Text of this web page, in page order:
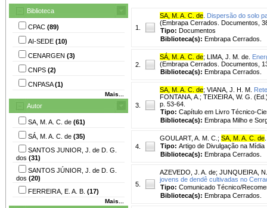
Biblioteca
CPAC (89)
AI-SEDE (10)
CENARGEN (3)
CNPS (2)
CNPASA(1)
Mais...
Autor
SA, M. A. C. de (61)
SÁ, M. A. C. de (35)
SANTOS JUNIOR, J. de D. G.
dos (31)
SANTOS JÚNIOR, J. de D. G.
dos (20)
FERREIRA, E. A. B. (17)
Mais...
1.
SA, M. A. C. de Dispersão do solo
(Embrapa Cerrados. Documentos,
Tipo: Documentos
Biblioteca(s): Embrapa Cerrados.
2.
SÁ, M. A. C. de; LIMA, J. M. de.
(Embrapa Cerrados. Documentos,
Biblioteca(s): Embrapa Cerrados.
3.
SA, M. A. C. de; VIANA, J. H. M.
FONTANA, A.; TEIXEIRA, W. G.
p. 53-64.
Tipo: Capítulo em Livro Técnico-
Biblioteca(s): Embrapa Milho e
4.
GOULART, A. M. C. ; SA, M. A. C. de
Tipo: Artigo de Divulgação na Mídia
Biblioteca(s): Embrapa Cerrados.
5.
AZEVEDO, J. A. de; JUNQUEIRA,
jovens de dendê cultivadas no
Tipo: Comunicado Técnico/
Biblioteca(s): Embrapa Cerrados.